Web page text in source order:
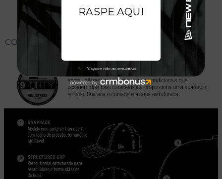
CONHEÇA O MODELO DO BONÉ